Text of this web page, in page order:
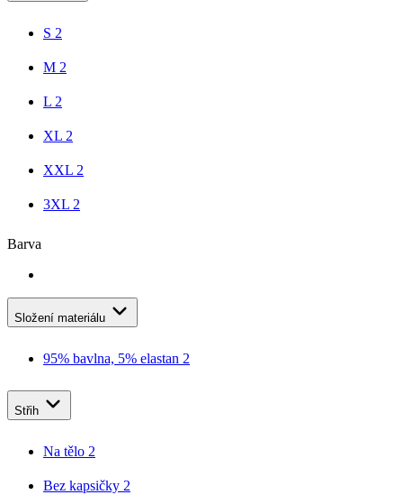
S 2
M 2
L 2
XL 2
XXL 2
3XL 2
Barva
Složení materiálu
95% bavlna, 5% elastan 2
Střih
Na tělo 2
Bez kapsičky 2